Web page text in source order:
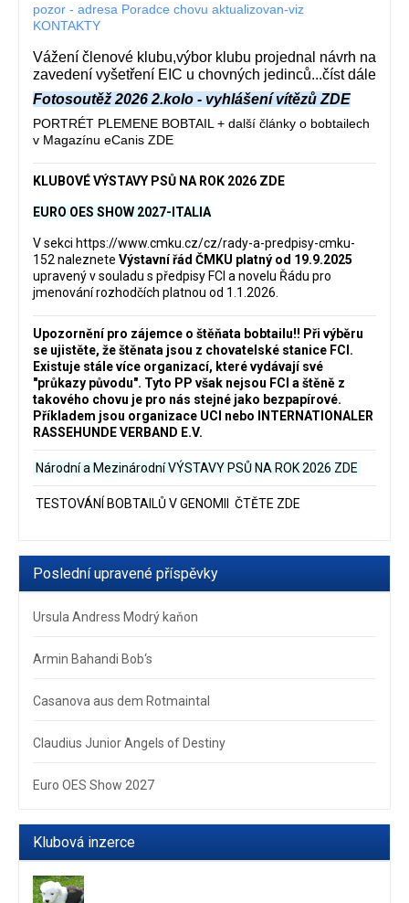
pozor - adresa Poradce chovu aktualizovan-viz
KONTAKTY
Vážení členové klubu,výbor klubu projednal návrh na
zavedení vyšetření EIC u chovných jedinců...číst dále
Fotosoutěž 2026 2.kolo - vyhlášení vítězů ZDE
PORTRÉT PLEMENE BOBTAIL + další články o bobtailech
v Magazínu eCanis ZDE
KLUBOVÉ VÝSTAVY PSŮ NA ROK 2026 ZDE
EURO OES SHOW 2027-ITALIA
V sekci https://www.cmku.cz/cz/rady-a-predpisy-cmku-
152 naleznete Výstavní řád ČMKU platný od 19.9.2025
upravený v souladu s předpisy FCI a novelu Řádu pro
jmenování rozhodčích platnou od 1.1.2026.
Upozornění pro zájemce o štěňata bobtailu‼️ Při výběru
se ujistěte, že štěnata jsou z chovatelské stanice FCI.
Existuje stále více organizací, které vydávají své
"průkazy původu". Tyto PP však nejsou FCI a štěně z
takového chovu je pro nás stejné jako bezpapírové.
Příkladem jsou organizace UCI nebo INTERNATIONALER
RASSEHUNDE VERBAND E.V.
Národní a Mezinárodní VÝSTAVY PSŮ NA ROK 2026 ZDE
TESTOVÁNÍ BOBTAILŮ V GENOMII ČTĚTE ZDE
Poslední upravené příspěvky
Ursula Andress Modrý kaňon
Armin Bahandi Bob‘s
Casanova aus dem Rotmaintal
Claudius Junior Angels of Destiny
Euro OES Show 2027
Klubová inzerce